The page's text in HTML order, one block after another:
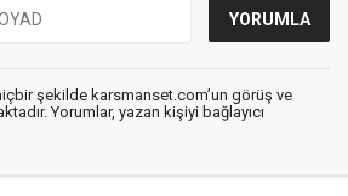
şekilde karsmanset.com’un görüş ve
Yorumlar, yazan kişiyi bağlayıcı